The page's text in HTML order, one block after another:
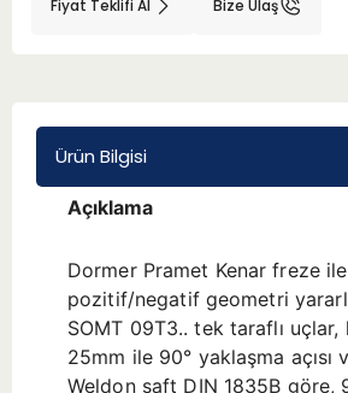
Fiyat Teklifi Al Bize Ulaş
Ürün Bilgisi
Açıklama
Dormer Pramet Kenar freze ile
pozitif/negatif geometri
SOMT 09T3.. tek taraflı uçlar,
25mm ile 90° yaklaşma açısı
Weldon şaft DIN 1835B göre,